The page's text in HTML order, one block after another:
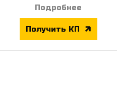
Подробнее
Получить КП